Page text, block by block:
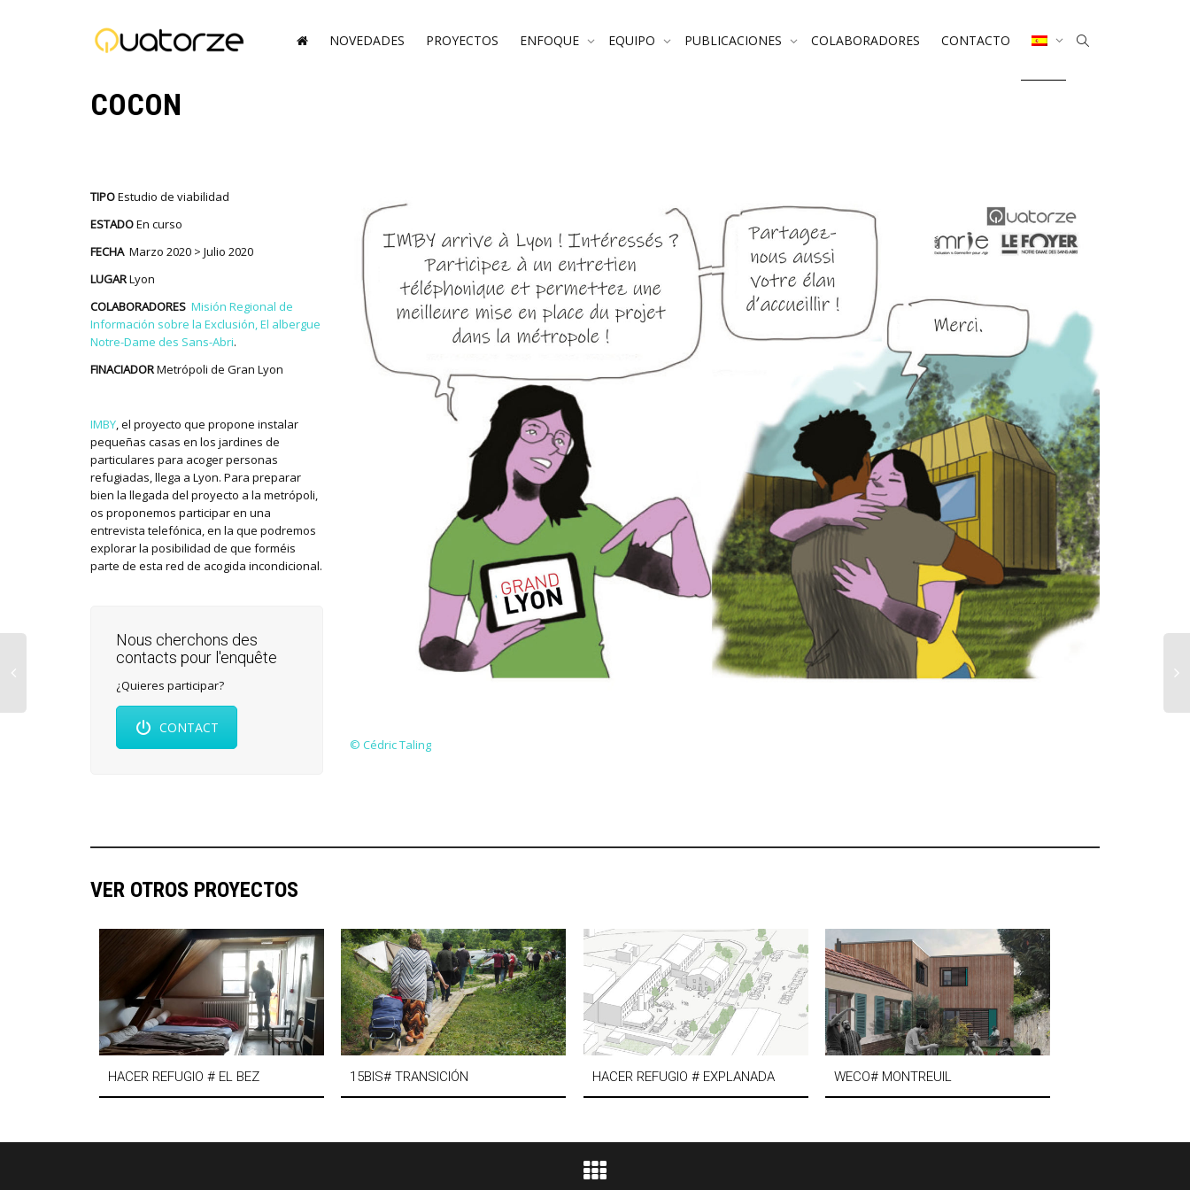
NOVEDADES PROYECTOS ENFOQUE EQUIPO PUBLICACIONES COLABORADORES CONTACTO
COCON
TIPOEstudio de viabilidad
ESTADOEn curso
FECHAMarzo 2020 > Julio 2020
LUGARLyon
COLABORADORES Misión Regional de
Información sobre la Exclusión,El albergue
Notre-Dame des Sans-Abri.
FINACIADORMetrópoli de Gran Lyon
IMBY, el proyecto que propone instalar
pequeñas casas en los jardines de
particulares para acoger personas
refugiadas, llega a Lyon. Para preparar
bien la llegada del proyecto a la metrópoli,
os proponemos participar en una
entrevista telefónica, en la que podremos
explorar la posibilidad de que forméis
parte de esta red de acogida incondicional.
Nous cherchons des
contacts pour l'enquête
¿Quieres participar?
CONTACT
© Cédric Taling
VER OTROS PROYECTOS
HACER REFUGIO # EL BEZ 15BIS# TRANSICIÓN HACER REFUGIO # EXPLANADA WECO# MONTREUIL